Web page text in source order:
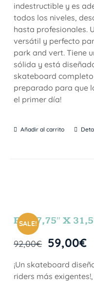
indestructible y es
todos los niveles,
hasta profesionales.
versátil y perfecto
park and vert. Tiene
sólida y está
skateboard
preparado para que
el primer día!
Añadir al carrito
SALE!
FUN 7,75″ X
92,00€ 59,00€
¡Un skateboard
riders más